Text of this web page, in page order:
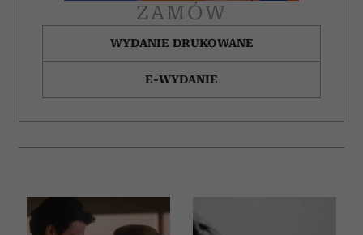
ZAMÓW
WYDANIE DRUKOWANE
E-WYDANIE